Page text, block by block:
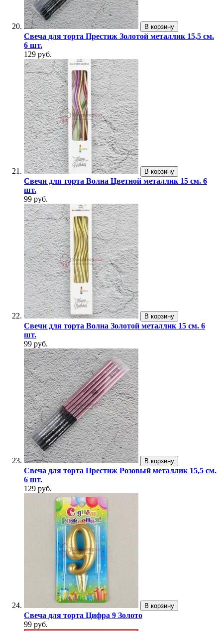
В корзину
Свеча для торта Престиж Золотой металлик 15,5 см.
6 шт.
129 руб.
В корзину
Свечи для торта Волна Цветной металлик 15 см. 6
шт.
99 руб.
В корзину
Свечи для торта Волна Золотой металлик 15 см. 6
шт.
99 руб.
В корзину
Свеча для торта Престиж Розовый металлик 15,5 см.
6 шт.
129 руб.
В корзину
Свеча для торта Цифра 9 Золото
99 руб.